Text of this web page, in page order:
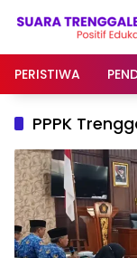
PERISTIWA
PPPK